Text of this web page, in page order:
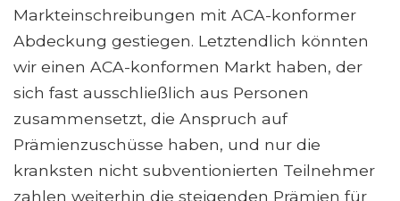
Markteinschreibungen mit ACA-konformer
Abdeckung gestiegen. Letztendlich könnten
wir einen ACA-konformen Markt haben, der
sich fast ausschließlich aus Personen
zusammensetzt, die Anspruch auf
Prämienzuschüsse haben, und nur die
kranksten nicht subventionierten Teilnehmer
zahlen weiterhin die steigenden Prämien für